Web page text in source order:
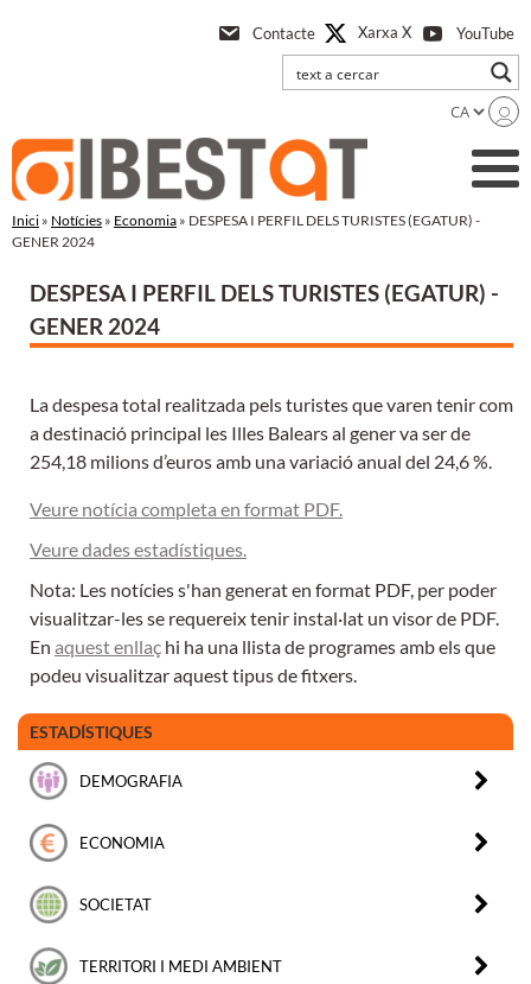
a
l'contingut
Contacte Xarxa X YouTube
Inici » Notícies » Economia » DESPESA I PERFIL DELS TURISTES (EGATUR) -
GENER 2024
DESPESA I PERFIL DELS TURISTES (EGATUR) -
GENER 2024
La despesa total realitzada pels turistes que varen tenir com
a destinació principal les Illes Balears al gener va ser de
254,18 milions d’euros amb una variació anual del 24,6 %.
Veure notícia completa en format PDF.
Veure dades estadístiques.
Nota: Les notícies s'han generat en format PDF, per poder
visualitzar-les se requereix tenir instal·lat un visor de PDF.
En aquest enllaç hi ha una llista de programes amb els que
podeu visualitzar aquest tipus de fitxers.
ESTADÍSTIQUES
DEMOGRAFIA
ECONOMIA
SOCIETAT
TERRITORI I MEDI AMBIENT